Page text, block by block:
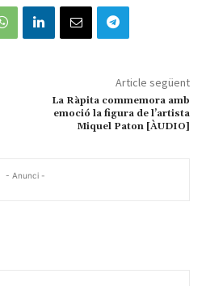
Article següent
La Ràpita commemora amb
emoció la figura de l’artista
Miquel Paton [ÀUDIO]
- Anunci -